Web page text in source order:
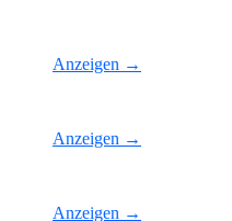
Anzeigen →
Anzeigen →
Anzeigen →